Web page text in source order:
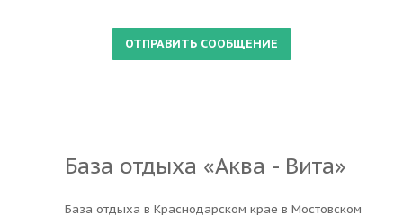
База отдыха «Аква - Вита»
База отдыха в Краснодарском крае в Мостовском